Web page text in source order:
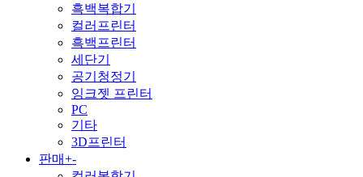
흑백복합기
컬러프린터
흑백프린터
세단기
공기청정기
잉크젯 프린터
PC
기타
3D프린터
판매+-